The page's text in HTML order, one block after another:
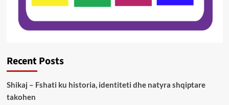
Recent Posts
Shikaj – Fshati ku historia, identiteti dhe natyra shqiptare
takohen